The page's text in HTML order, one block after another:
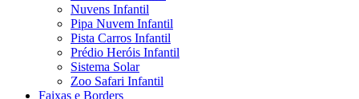
Nuvens Infantil
Pipa Nuvem Infantil
Pista Carros Infantil
Prédio Heróis Infantil
Sistema Solar
Zoo Safari Infantil
Faixas e Borders